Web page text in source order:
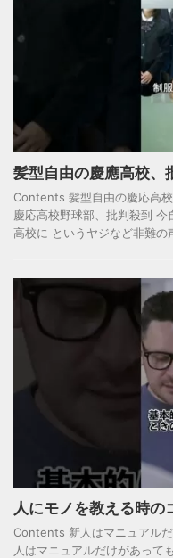
髪型自由の慶應高校、
Contents 髪型自由の慶応高
慶応高校野球部、批判殺到
高校に というヤジなど非難
人にモノを教える時の
Contents 新人はマニュアル
人はマニュアルだけがあって